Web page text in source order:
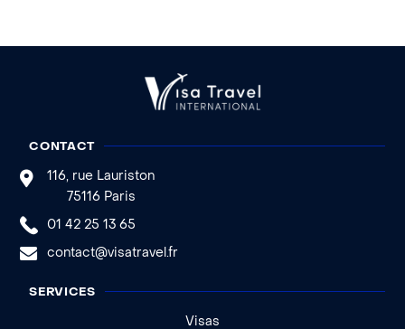
CONTACT
116, rue Lauriston
75116 Paris
01 42 25 13 65
contact@visatravel.fr
SERVICES
Visas